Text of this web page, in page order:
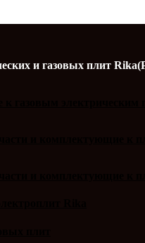
и газовых плит